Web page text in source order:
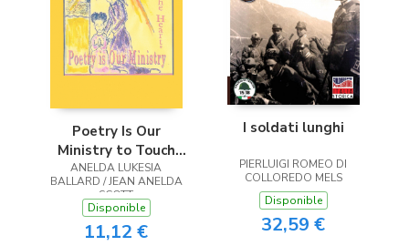
Poetry Is Our
Ministry to Touch
the Heart
ANELDA LUKESIA
BALLARD / JEAN ANELDA
SCOTT
Disponible
11,12 €
I soldati lunghi
PIERLUIGI ROMEO DI
COLLOREDO MELS
Disponible
32,59 €